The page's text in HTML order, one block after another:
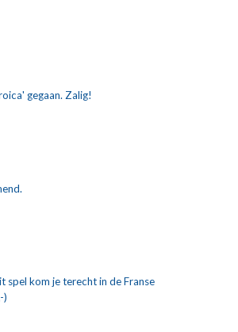
gegaan. Zalig!
kom je terecht in de Franse
)